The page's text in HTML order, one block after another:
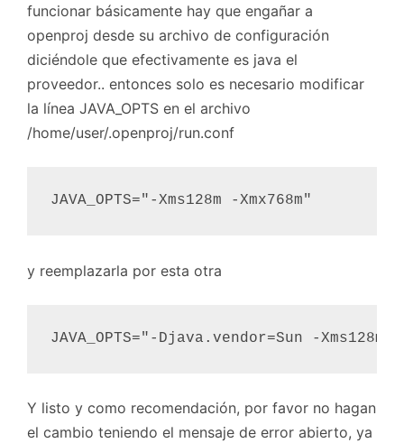
funcionar básicamente hay que engañar a
openproj desde su archivo de configuración
diciéndole que efectivamente es java el
proveedor.. entonces solo es necesario modificar
la línea JAVA_OPTS en el archivo
/home/user/.openproj/run.conf
y reemplazarla por esta otra
Y listo y como recomendación, por favor no hagan
el cambio teniendo el mensaje de error abierto, ya